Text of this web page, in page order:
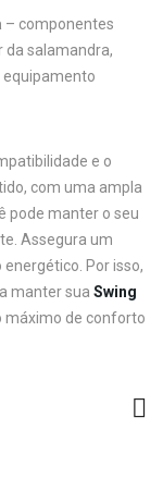
– componentes
da salamandra,
equipamento
e o
com uma ampla
pode manter o seu
Assegura um
Por isso,
manter sua Swing
máximo de conforto